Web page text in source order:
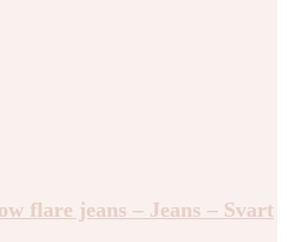
flare jeans – Jeans – Svart